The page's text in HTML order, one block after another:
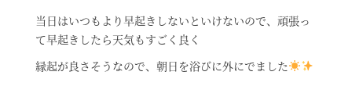
当日はいつもより早起きしないといけないので、頑張っ
て早起きしたら天気もすごく良く
縁起が良さそうなので、朝日を浴びに外にでました